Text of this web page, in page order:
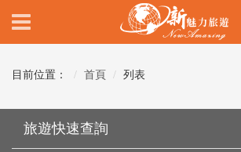
目前位置： 首頁 列表